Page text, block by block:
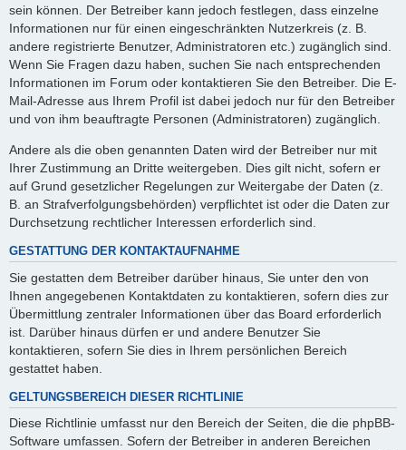
sein können. Der Betreiber kann jedoch festlegen, dass einzelne
Informationen nur für einen eingeschränkten Nutzerkreis (z. B.
andere registrierte Benutzer, Administratoren etc.) zugänglich sind.
Wenn Sie Fragen dazu haben, suchen Sie nach entsprechenden
Informationen im Forum oder kontaktieren Sie den Betreiber. Die E-
Mail-Adresse aus Ihrem Profil ist dabei jedoch nur für den Betreiber
und von ihm beauftragte Personen (Administratoren) zugänglich.
Andere als die oben genannten Daten wird der Betreiber nur mit
Ihrer Zustimmung an Dritte weitergeben. Dies gilt nicht, sofern er
auf Grund gesetzlicher Regelungen zur Weitergabe der Daten (z.
B. an Strafverfolgungsbehörden) verpflichtet ist oder die Daten zur
Durchsetzung rechtlicher Interessen erforderlich sind.
GESTATTUNG DER KONTAKTAUFNAHME
Sie gestatten dem Betreiber darüber hinaus, Sie unter den von
Ihnen angegebenen Kontaktdaten zu kontaktieren, sofern dies zur
Übermittlung zentraler Informationen über das Board erforderlich
ist. Darüber hinaus dürfen er und andere Benutzer Sie
kontaktieren, sofern Sie dies in Ihrem persönlichen Bereich
gestattet haben.
GELTUNGSBEREICH DIESER RICHTLINIE
Diese Richtlinie umfasst nur den Bereich der Seiten, die die phpBB-
Software umfassen. Sofern der Betreiber in anderen Bereichen